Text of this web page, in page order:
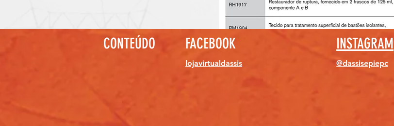
CONTEÚDO FACEBOOK
lojavirtualdassis
INSTAGRAM
@dassisepiepc